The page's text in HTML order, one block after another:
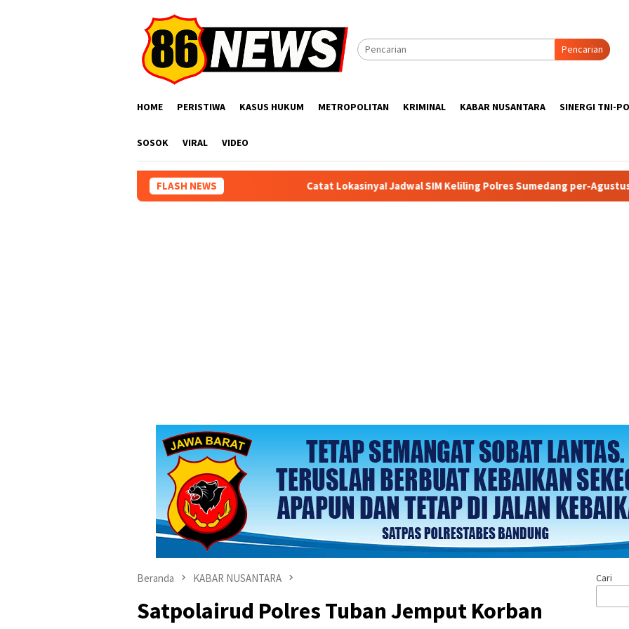
Pencarian
HOME PERISTIWA KASUS HUKUM METROPOLITAN KRIMINAL KABAR NUSANTARA SINERGI TNI-
SOSOK VIRAL VIDEO
FLASH NEWS Catat Lokasinya! Jadwal SIM Keliling Polres Sumedang per-Agustus 2026
Beranda KABAR NUSANTARA
Satpolairud Polres Tuban Jemput Korban
Cari